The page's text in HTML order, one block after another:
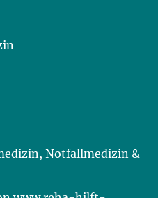
Notfallmedizin &